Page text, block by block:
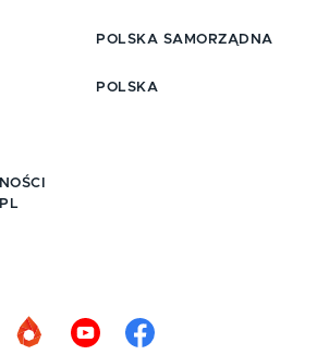
POLSKA SAMORZĄDNA
POLSKA